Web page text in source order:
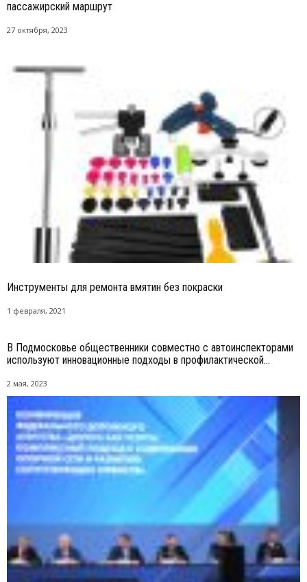
пассажирский маршрут
27 октября, 2023
Инструменты для ремонта вмятин без покраски
1 февраля, 2021
В Подмосковье общественники совместно с автоинспекторами
используют инновационные подходы в профилактической...
2 мая, 2023